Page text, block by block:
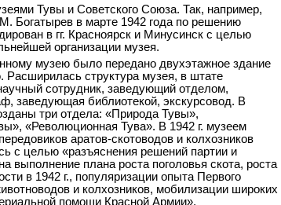
Тувы и Советского Союза. Так, например,
Богатырев в марте 1942 года по решению
в гг. Красноярск и Минусинск с целью
организации музея.
музею было передано двухэтажное здание
Расширилась структура музея, в штате
сотрудник, заведующий отделом,
заведующая библиотекой, экскурсовод. В
три отдела: «Природа Тувы»,
«Революционная Тува». В 1942 г. музеем
аратов-скотоводов и колхозников
с целью «разъяснения решений партии и
выполнение плана роста поголовья скота, роста
в 1942 г., популяризации опыта Первого
и колхозников, мобилизации широких
помощи Красной Армии».